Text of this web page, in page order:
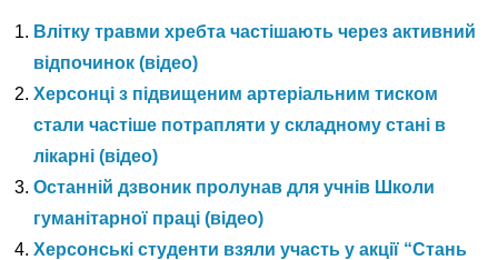
Влітку травми хребта частішають через активний
відпочинок (відео)
Херсонці з підвищеним артеріальним тиском
стали частіше потрапляти у складному стані в
лікарні (відео)
Останній дзвоник пролунав для учнів Школи
гуманітарної праці (відео)
Херсонські студенти взяли участь у акції “Стань